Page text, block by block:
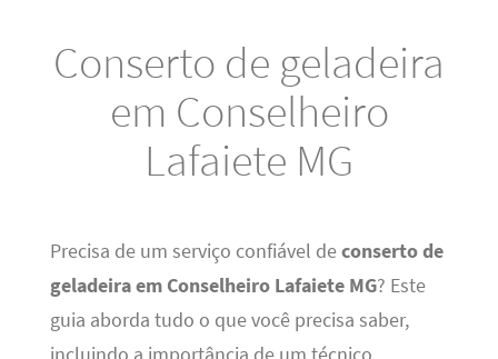
Conserto de geladeira
em Conselheiro
Lafaiete MG
Precisa de um serviço confiável deconserto de
geladeira em Conselheiro Lafaiete MG? Este
guia aborda tudo o que você precisa saber,
incluindo a importância de um técnico